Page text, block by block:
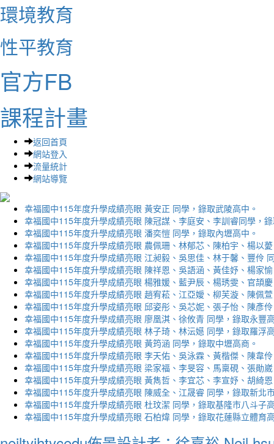
環境教育
性平教育
官方FB
課程計畫
返回首頁
網站登入
流量統計
網站導覽
幸福國中115年度升學成績亮眼 黃安正 同學，錄取武陵高中。
幸福國中115年度升學成績亮眼 陳冠謀、李庭安、李訓睿同學，
幸福國中115年度升學成績亮眼 潘奕愷 同學，錄取內壢高中。
幸福國中115年度升學成績亮眼 農佩珊、林郁芯、陳柏宇、楊以
幸福國中115年度升學成績亮眼 江昶毅、吳思佳、林于馨、豐伶
幸福國中115年度升學成績亮眼 陳祥恩、吳語涵、黃佳妤、楊家
幸福國中115年度升學成績亮眼 楊雅媛、藍尹辰、楊琇雯、官頡
幸福國中115年度升學成績亮眼 趙宥菘、江亞嬡、柳芙漩、陳佩
幸福國中115年度升學成績亮眼 邱姿彤、吳芯妮、張子怡、陳彥
幸福國中115年度升學成績亮眼 廖凰淇、徐攸青 同學，錄取永豐
幸福國中115年度升學成績亮眼 林子琦、林沄嬨 同學，錄取羅浮
幸福國中115年度升學成績亮眼 黃筠涵 同學，錄取中壢高商。
幸福國中115年度升學成績亮眼 李天佑、吳泳霖、黃楷傑、陳韋
幸福國中115年度升學成績亮眼 梁家福、李旻容、馬稟硯、張勛
幸福國中115年度升學成績亮眼 黃雋哲、李宜芯、李宣妤、胡綺
幸福國中115年度升學成績亮眼 陳威全、江晟睿 同學，錄取新北
幸福國中115年度升學成績亮眼 杜玟潔 同學，錄取基隆市八斗子
幸福國中115年度升學成績亮眼 石柏煒 同學，錄取花蓮縣立體育